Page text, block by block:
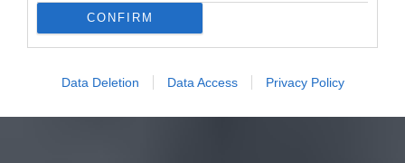
CONFIRM
Data Deletion Data Access Privacy Policy